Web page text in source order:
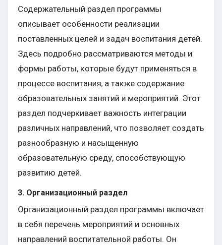
Содержательный раздел программы
описывает особенности реализации
поставленных целей и задач воспитания детей.
Здесь подробно рассматриваются методы и
формы работы, которые будут применяться в
процессе воспитания, а также содержание
образовательных занятий и мероприятий. Этот
раздел подчеркивает важность интеграции
различных направлений, что позволяет создать
разнообразную и насыщенную
образовательную среду, способствующую
развитию детей.
3. Организационный раздел
Организационный раздел программы включает
в себя перечень мероприятий и основных
направлений воспитательной работы. Он